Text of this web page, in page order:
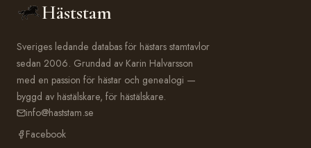
Häststam
Sveriges ledande databas för hästars stamtavlor
sedan 2006. Grundad av Karin Halvarsson
med en passion för hästar och genealogi —
byggd av hästälskare, för hästälskare.
info@haststam.se
Facebook